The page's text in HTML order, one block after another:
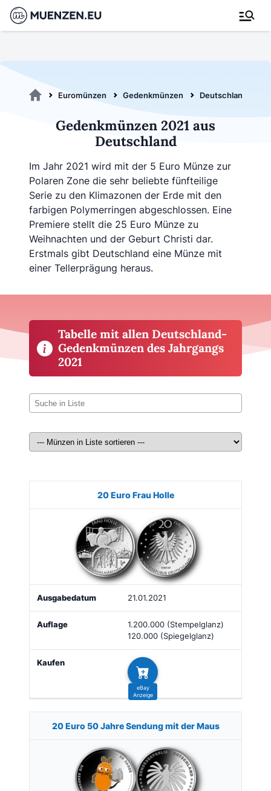
Euromünzen Gedenkmünzen Deutschland
Gedenkmünzen 2021 aus
Deutschland
Im Jahr 2021 wird mit der 5 Euro Münze zur
Polaren Zone die sehr beliebte fünfteilige
Serie zu den Klimazonen der Erde mit den
farbigen Polymerringen abgeschlossen. Eine
Premiere stellt die 25 Euro Münze zu
Weihnachten und der Geburt Christi dar.
Erstmals gibt Deutschland eine Münze mit
einer Tellerprägung heraus.
Tabelle mit allen Deutschland-
Gedenkmünzen des Jahrgangs
2021
Ausgabe
20 Euro Frau Holle
21.01.2021
1.200.000 (Stempelglanz)
120.000 (Spiegelglanz)
20 Euro 50 Jahre Sendung mit der Maus